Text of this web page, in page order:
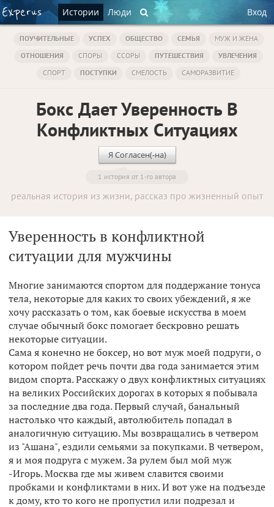
Истории Люди Вход
ПОУЧИТЕЛЬНЫЕ УСПЕХ ОБЩЕСТВО СЕМЬЯ
МУЖ И ЖЕНА
ОТНОШЕНИЯ
СПОРЫ ССОРЫ ПУТЕШЕСТВИЯ
УВЛЕЧЕНИЯ
СПОРТ
ПОСТУПКИ СМЕЛОСТЬ САМОРАЗВИТИЕ
Бокс Дает Уверенность В
Конфликтных Ситуациях
Я Согласен(-на)
1 история от 1-го автора
реальная история из жизни, рассказ про жизненный опыт
Уверенность в конфликтной
ситуации для мужчины
Многие занимаются спортом для поддержание тонуса
тела, некоторые для каких то своих убеждений, я же
хочу рассказать о том, как боевые искусства в моем
случае обычный бокс помогает бескровно решать
некоторые ситуации.
Сама я конечно не боксер, но вот муж моей подруги, о
котором пойдет речь почти два года занимается этим
видом спорта. Расскажу о двух конфликтных ситуациях
на великих Российских дорогах в которых я побывала
за последние два года. Первый случай, банальный
настолько что каждый, автолюбитель попадал в
аналогичную ситуацию. Мы возвращались в четвером
из "Ашана", ездили семьями за покупками. В четвером,
я и моя подруга с мужем. За рулем был мой муж
-Игорь. Москва где мы живем славится своими
пробками и конфликтами в них. И вот уже на подъезде
к дому, кто то кого не пропустил или подрезал и